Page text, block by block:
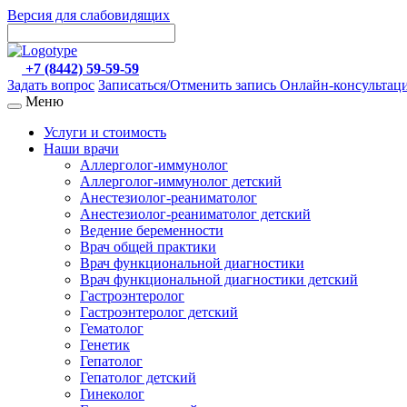
Версия для слабовидящих
+7 (8442) 59-59-59
Задать вопрос Записаться/Отменить запись Онлайн-
Меню
Услуги и стоимость
Наши врачи
Аллерголог-иммунолог
Аллерголог-иммунолог детский
Анестезиолог-реаниматолог
Анестезиолог-реаниматолог детский
Ведение беременности
Врач общей практики
Врач функциональной диагностики
Врач функциональной диагностики детский
Гастроэнтеролог
Гастроэнтеролог детский
Гематолог
Генетик
Гепатолог
Гепатолог детский
Гинеколог